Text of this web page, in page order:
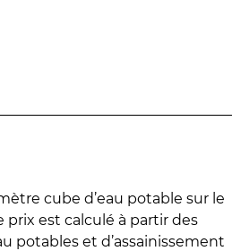
cube d’eau potable sur le
prix est calculé à partir des
potables et d’assainissement